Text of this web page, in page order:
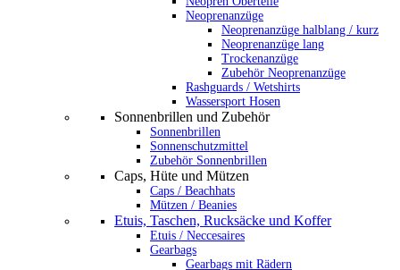
Neoprenanzüge
Neoprenanzüge halblang / kurz
Neoprenanzüge lang
Trockenanzüge
Zubehör Neoprenanzüge
Rashguards / Wetshirts
Wassersport Hosen
Sonnenbrillen und Zubehör
Sonnenbrillen
Sonnenschutzmittel
Zubehör Sonnenbrillen
Caps, Hüte und Mützen
Caps / Beachhats
Mützen / Beanies
Etuis, Taschen, Rucksäcke und Koffer
Etuis / Neccesaires
Gearbags
Gearbags mit Rädern